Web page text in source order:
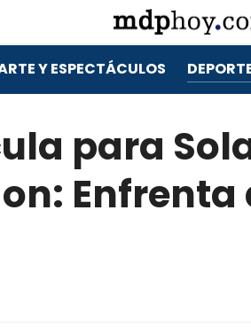
Y ESPECTÁCULOS
para
Enfrenta